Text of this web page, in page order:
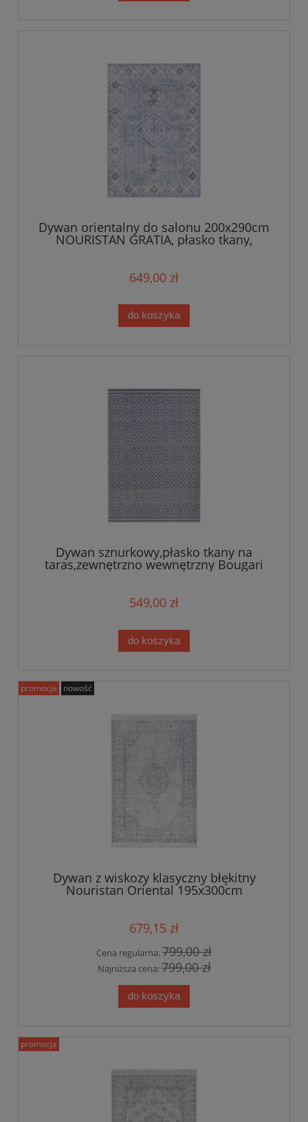
Dywan orientalny do salonu 200x290cm
NOURISTAN GRATIA, płasko tkany,
niebiesko kremowy
649,00 zł
do koszyka
Dywan sznurkowy,płasko tkany na
taras,zewnętrzno wewnętrzny Bougari
Raute 200x290cm
549,00 zł
do koszyka
Dywan z wiskozy klasyczny błękitny
Nouristan Oriental 195x300cm
679,15 zł
Cena regularna:799,00 zł
Najniższa cena:799,00 zł
do koszyka
promocja nowość
promocja